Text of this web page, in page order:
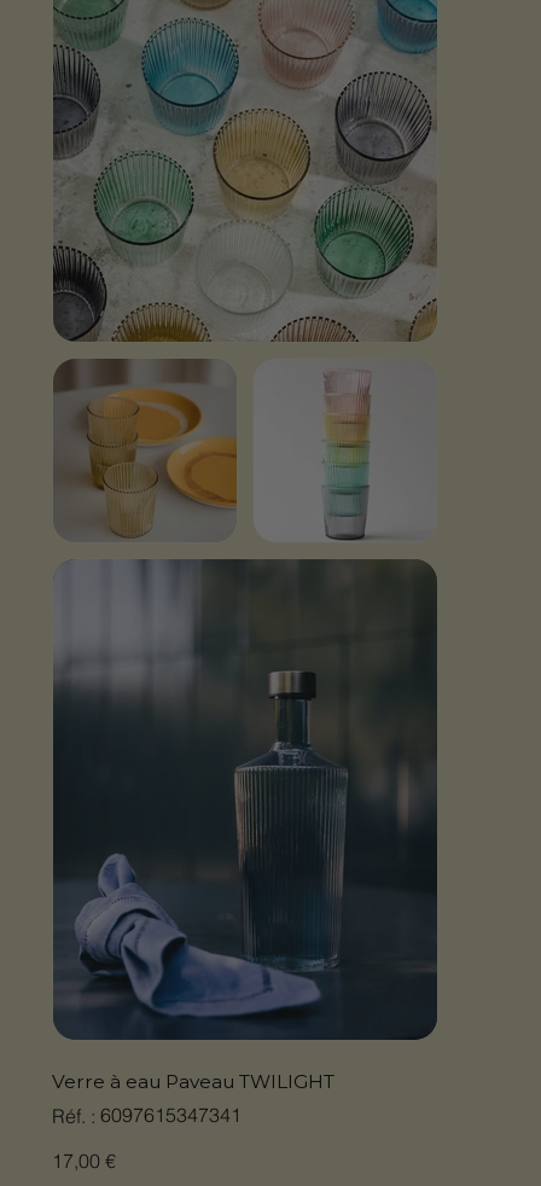
Verre à eau Paveau TWILIGHT
Réf. : SKU
6097615347341
6097615347341
Prix
17,00 €